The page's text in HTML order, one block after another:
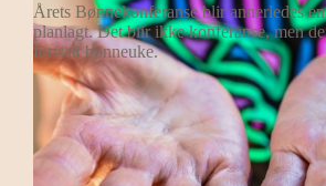
Årets Bønnekonferanse blir annerledes
planlagt. Det blir ikke konferanse, men
fortsatt bønneuke.